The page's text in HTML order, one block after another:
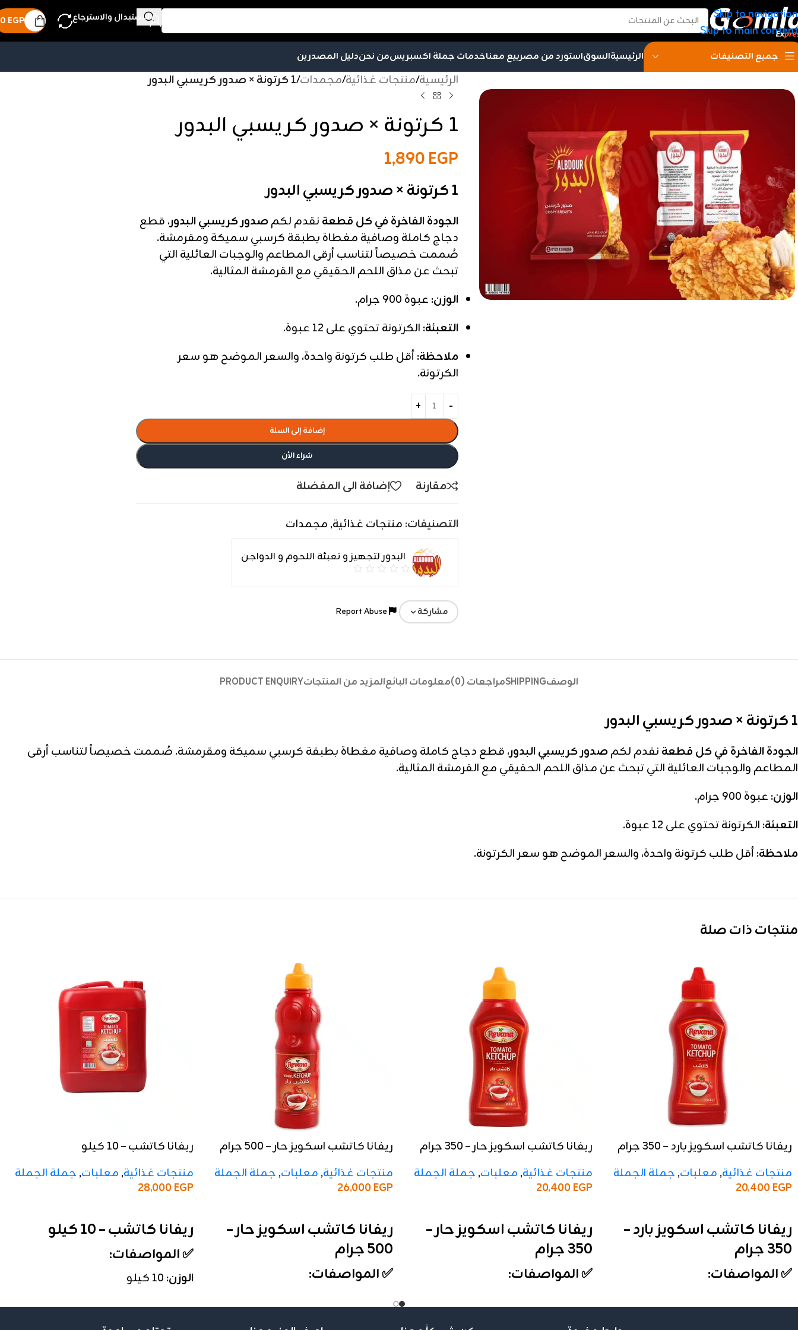
Skip to navigation
Skip to main content
الاستبدال والاسترجاع 0 EGP
جميع التصنيفات الرئيسيةالسوقاستورد من مصربيع معناخدمات جملة اكسبريسمن نحندليل المصدرين
الرئيسية/منتجات غذائية/مجمدات/1 كرتونة × صدور كريسبي البدور
1 كرتونة × صدور كريسبي البدور
1,890EGP
1 كرتونة × صدور كريسبي البدور
الجودة الفاخرة في كل قطعة نقدم لكمصدور كريسبي البدور، قطع
دجاج كاملة وصافية مغطاة بطبقة كرسبي سميكة ومقرمشة.
صُممت خصيصاً لتناسب أرقى المطاعم والوجبات العائلية التي
تبحث عن مذاق اللحم الحقيقي مع القرمشة المثالية.
الوزن: عبوة 900 جرام.
التعبئة: الكرتونة تحتوي على 12 عبوة.
ملاحظة:أقل طلب كرتونة واحدة، والسعر الموضح هو سعر
الكرتونة.
إضافة إلى السلة
شراء الأن
مقارنة إضافة الى المفضلة
التصنيفات: منتجات غذائية, مجمدات
البدور لتجهيز و تعبئة اللحوم و الدواجن
مشاركة
الوصفSHIPPINGمراجعات (0) معلومات البائعالمزيد من المنتجاتPRODUCT ENQUIRY
1 كرتونة × صدور كريسبي البدور
الجودة الفاخرة في كل قطعة نقدم لكمصدور كريسبي البدور، قطع دجاج كاملة وصافية مغطاة بطبقة كرسبي سميكة ومقرمشة. صُممت خصيصاً لتناسب أرقى
المطاعم والوجبات العائلية التي تبحث عن مذاق اللحم الحقيقي مع القرمشة المثالية.
الوزن: عبوة 900 جرام.
التعبئة: الكرتونة تحتوي على 12 عبوة.
ملاحظة:أقل طلب كرتونة واحدة، والسعر الموضح هو سعر الكرتونة.
منتجات ذات صلة
ريفانا كاتشب اسكويز بارد – 350 جرام
منتجات غذائية, معلبات, جملة الجملة
20,400EGP
ريفانا كاتشب اسكويز بارد –
350 جرام
✅ المواصفات:
ريفانا كاتشب اسكويز حار – 350 جرام
منتجات غذائية, معلبات, جملة الجملة
20,400EGP
ريفانا كاتشب اسكويز حار –
350 جرام
✅ المواصفات:
ريفانا كاتشب اسكويز حار – 500 جرام
منتجات غذائية, معلبات, جملة الجملة
26,000EGP
ريفانا كاتشب اسكويز حار –
500 جرام
✅ المواصفات:
ريفانا كاتشب – 10 كيلو
منتجات غذائية, معلبات, جملة الجملة
28,000EGP
ريفانا كاتشب – 10 كيلو
✅ المواصفات:
الوزن:
الخامة:عبوة اسكويز عملية وسهلة